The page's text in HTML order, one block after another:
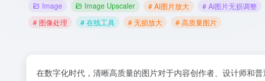
Image Image Upscaler # AI图片放大 # Ai图片无损调整
# 图像处理
# 在线工具 # 无损放大 # 高质量图片
在数字化时代，清晰高质量的图片对于内容创作者、设计师和